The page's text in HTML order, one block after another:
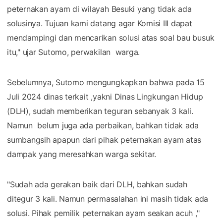
peternakan ayam di wilayah Besuki yang tidak ada
solusinya. Tujuan kami datang agar Komisi III dapat
mendampingi dan mencarikan solusi atas soal bau busuk
itu," ujar Sutomo, perwakilan warga.
Sebelumnya, Sutomo mengungkapkan bahwa pada 15
Juli 2024 dinas terkait ,yakni Dinas Lingkungan Hidup
(DLH), sudah memberikan teguran sebanyak 3 kali.
Namun belum juga ada perbaikan, bahkan tidak ada
sumbangsih apapun dari pihak peternakan ayam atas
dampak yang meresahkan warga sekitar.
"Sudah ada gerakan baik dari DLH, bahkan sudah
ditegur 3 kali. Namun permasalahan ini masih tidak ada
solusi. Pihak pemilik peternakan ayam seakan acuh ,"